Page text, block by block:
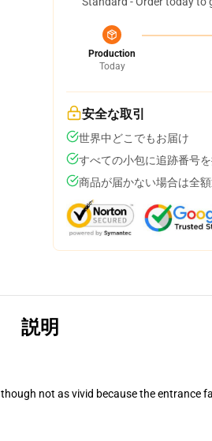
Production
Today
安全な取引
世界中どこでもお届け
すべての小包に追跡番号
商品が届かない場合は全
説明
not as vivid because the entrance